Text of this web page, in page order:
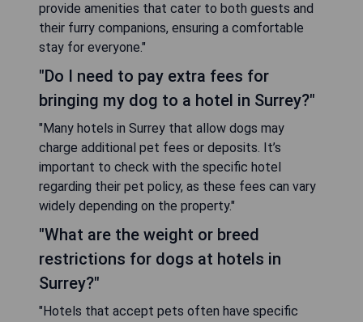
provide amenities that cater to both guests and
their furry companions, ensuring a comfortable
stay for everyone."
"Do I need to pay extra fees for
bringing my dog to a hotel in Surrey?"
"Many hotels in Surrey that allow dogs may
charge additional pet fees or deposits. It’s
important to check with the specific hotel
regarding their pet policy, as these fees can vary
widely depending on the property."
"What are the weight or breed
restrictions for dogs at hotels in
Surrey?"
"Hotels that accept pets often have specific